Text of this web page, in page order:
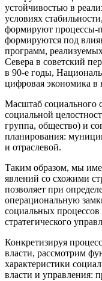
устойчивостью в
условиях
формируют процессы-
формируются под
программ,
Севера в советский
в 90-е годы,
цифровая экономика в
Масштаб социального
социальной
группа, общество) и
планирования:
и отраслевой.
Таким образом, мы
явлений со схожими
позволяет при
операциональную
социальных процессов
стратегического
Конкретизируя
власти, рассмотрим
характеристики
власти и управления: